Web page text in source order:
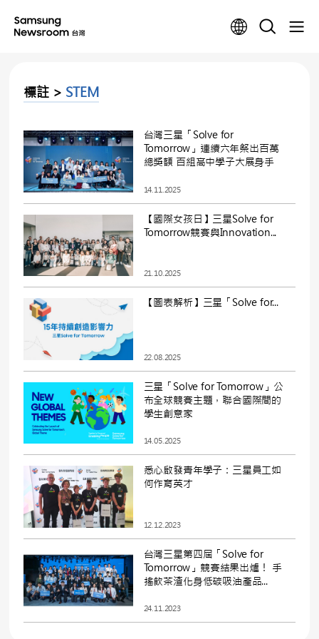
標註 > STEM
台灣三星「Solve for
Tomorrow」連續六年祭出百萬
總獎額 百組高中學子大展身手
14.11.2025
【國際女孩日】三星Solve for
Tomorrow競賽與Innovation...
21.10.2025
【圖表解析】三星「Solve for...
22.08.2025
三星「Solve for Tomorrow」公
布全球競賽主題，聯合國際間的
學生創意家
14.05.2025
悉心啟發青年學子：三星員工如
何作育英才
12.12.2023
台灣三星第四屆「Solve for
Tomorrow」競賽結果出爐！ 手
搖飲茶渣化身低碳吸油產品...
24.11.2023